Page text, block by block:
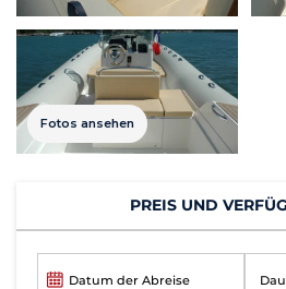
Fotos ansehen
PREIS UND
Datum der Abreise